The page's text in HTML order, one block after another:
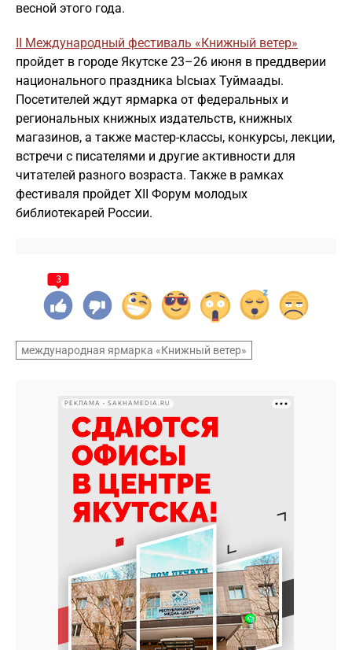
весной этого года.
II Международный фестиваль «Книжный ветер»
пройдет в городе Якутске 23–26 июня в преддверии
национального праздника Ысыах Туймаады.
Посетителей ждут ярмарка от федеральных и
региональных книжных издательств, книжных
магазинов, а также мастер-классы, конкурсы, лекции,
встречи с писателями и другие активности для
читателей разного возраста. Также в рамках
фестиваля пройдет XII Форум молодых
библиотекарей России.
3
международная ярмарка «Книжный ветер»
РЕКЛАМА • SAKHAMEDIA.RU